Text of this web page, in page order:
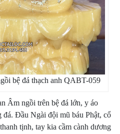
bệ đá thạch anh QABT-059
Âm ngồi trên bệ đá lớn, y áo
đá. Đầu Ngài đội mũ báu Phật, cổ
tịnh, tay kia cầm cành dương